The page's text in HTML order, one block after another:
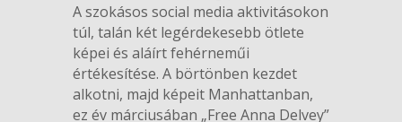
A szokásos social media aktivitásokon
túl, talán két legérdekesebb ötlete
képei és aláírt fehérneműi
értékesítése. A börtönben kezdet
alkotni, majd képeit Manhattanban,
ez év márciusában „Free Anna Delvey”